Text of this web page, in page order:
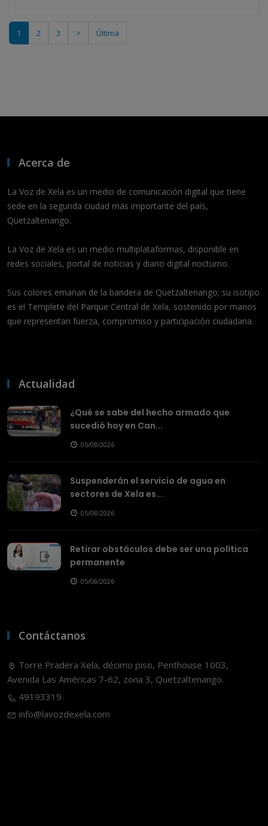
1 2 3 > Última
Acerca de
La Voz de Xela es un medio de comunicación digital que tiene
sede en la segunda ciudad más importante del país,
Quetzaltenango.
La Voz de Xela es un medio multiplataformas, disponible en
redes sociales, portal de noticias y diario digital nocturno.
Sus colores emanan de la bandera de Quetzaltenango; su isotipo
es el Templete del Parque Central de Xela, sostenido por manos
que representan fuerza, compromiso y participación ciudadana.
Actualidad
¿Qué se sabe del hecho armado que
sucedió hoy en Can...
05/08/2026
Suspenderán el servicio de agua en
sectores de Xela es...
05/08/2026
Retirar obstáculos debe ser una política
permanente
05/08/2026
Contáctanos
Torre Pradera Xela, décimo piso, Penthouse 1003,
Avenida Las Américas 7-62, zona 3, Quetzaltenango.
49193319
info@lavozdexela.com